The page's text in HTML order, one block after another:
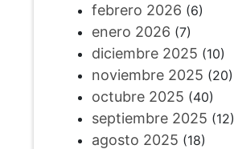
febrero 2026 (6)
enero 2026 (7)
diciembre 2025 (10)
noviembre 2025 (20)
octubre 2025 (40)
septiembre 2025 (12)
agosto 2025 (18)